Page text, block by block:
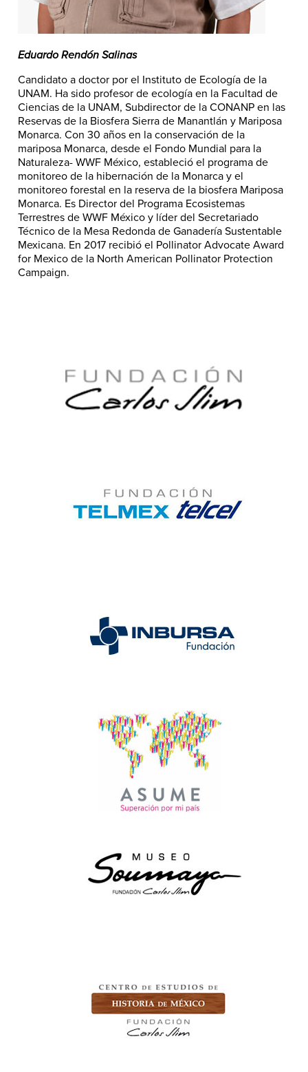
Eduardo Rendón Salinas
Candidato a doctor por el Instituto de Ecología de la
UNAM. Ha sido profesor de ecología en la Facultad de
Ciencias de la UNAM, Subdirector de la CONANP en las
Reservas de la Biosfera Sierra de Manantlán y Mariposa
Monarca. Con 30 años en la conservación de la
mariposa Monarca, desde el Fondo Mundial para la
Naturaleza- WWF México, estableció el programa de
monitoreo de la hibernación de la Monarca y el
monitoreo forestal en la reserva de la biosfera Mariposa
Monarca. Es Director del Programa Ecosistemas
Terrestres de WWF México y líder del Secretariado
Técnico de la Mesa Redonda de Ganadería Sustentable
Mexicana. En 2017 recibió el Pollinator Advocate Award
for Mexico de la North American Pollinator Protection
Campaign.